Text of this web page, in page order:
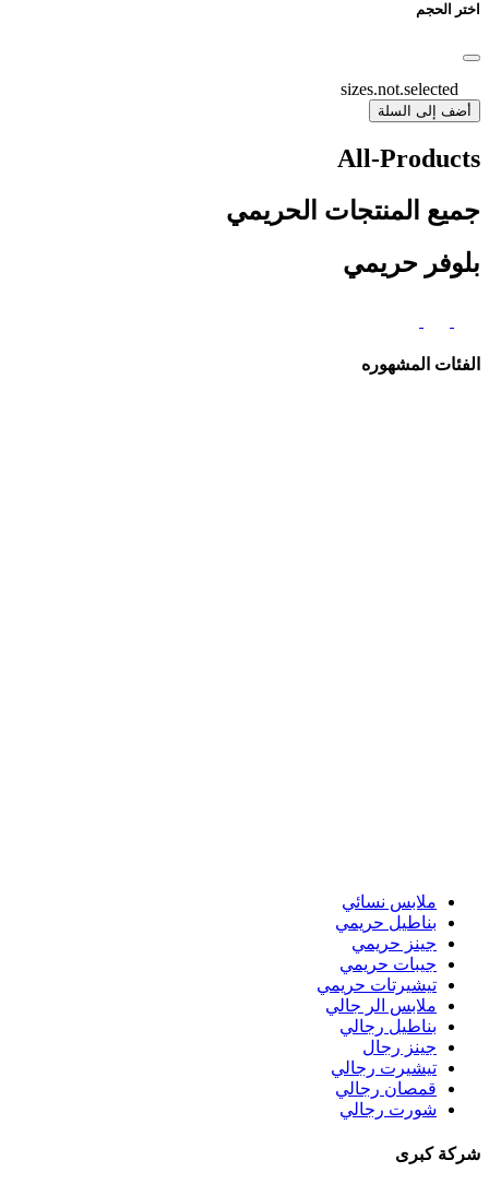
اختر الحجم
sizes.not.selected
أضف إلى السلة
All-Products
جميع المنتجات الحريمي
بلوفر حريمي
الفئات المشهوره
ملابس نسائي
بناطيل حريمي
جينز حريمي
جيبات حريمي
تيشيرتات حريمي
ملابس الر جالي
بناطيل رجالي
جينز رجال
تيشيرت رجالي
قمصان رجالي
شورت رجالي
شركة كبرى